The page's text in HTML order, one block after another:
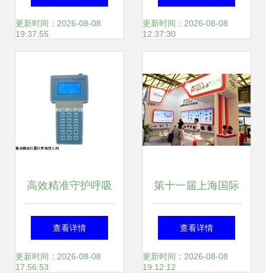
化工场景下的精准
更新时间：2026-08-08
19:37:55
性能解析与应用指
更新时间：2026-08-08
12:37:30
高效精准守护呼吸
健康 青岛精诚便携
式粉尘检测仪与职
查看详情
更新时间：2026-08-08
17:56:53
第十一届上海国际
石油和化工技术装
备展即将在沪举行
查看详情
更新时间：2026-08-08
19:12:12